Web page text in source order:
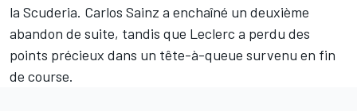
la Scuderia. Carlos Sainz a enchaîné un deuxième
abandon de suite, tandis que Leclerc a perdu des
points précieux dans un tête-à-queue survenu en fin
de course.